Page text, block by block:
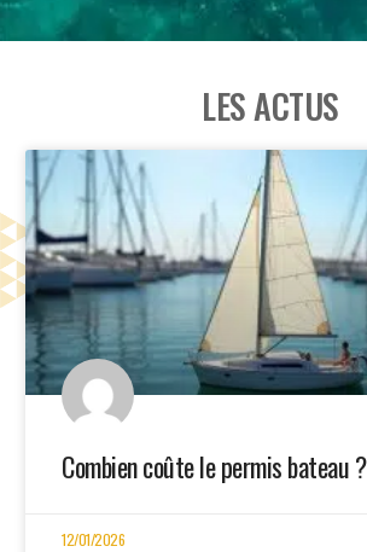
LES ACTUS
Combien coûte le permis bateau​ ?
12/01/2026